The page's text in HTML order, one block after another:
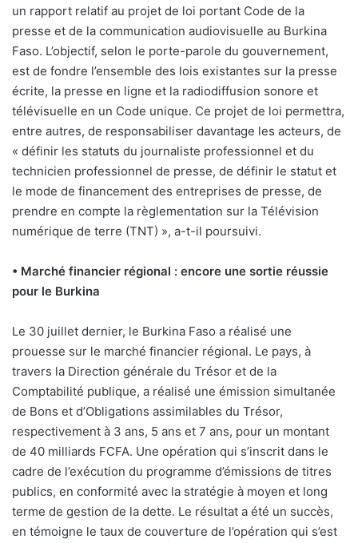
un rapport relatif au projet de loi portant Code de la
presse et de la communication audiovisuelle au Burkina
Faso. L’objectif, selon le porte-parole du gouvernement,
est de fondre l’ensemble des lois existantes sur la presse
écrite, la presse en ligne et la radiodiffusion sonore et
télévisuelle en un Code unique. Ce projet de loi permettra,
entre autres, de responsabiliser davantage les acteurs, de
« définir les statuts du journaliste professionnel et du
technicien professionnel de presse, de définir le statut et
le mode de financement des entreprises de presse, de
prendre en compte la règlementation sur la Télévision
numérique de terre (TNT) », a-t-il poursuivi.
• Marché financier régional : encore une sortie réussie
pour le Burkina
Le 30 juillet dernier, le Burkina Faso a réalisé une
prouesse sur le marché financier régional. Le pays, à
travers la Direction générale du Trésor et de la
Comptabilité publique, a réalisé une émission simultanée
de Bons et d’Obligations assimilables du Trésor,
respectivement à 3 ans, 5 ans et 7 ans, pour un montant
de 40 milliards FCFA. Une opération qui s’inscrit dans le
cadre de l’exécution du programme d’émissions de titres
publics, en conformité avec la stratégie à moyen et long
terme de gestion de la dette. Le résultat a été un succès,
en témoigne le taux de couverture de l’opération qui s’est